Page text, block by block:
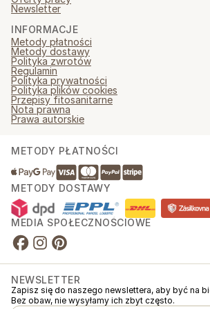
Newsletter
INFORMACJE
Metody płatności
Metody dostawy
Polityka zwrotów
Regulamin
Polityka prywatności
Polityka plików cookies
Przepisy fitosanitarne
Nota prawna
Prawa autorskie
METODY PŁATNOŚCI
METODY DOSTAWY
MEDIA SPOŁECZNOŚCIOWE
NEWSLETTER
Zapisz się do naszego newslettera, aby być na
Bez obaw, nie wysyłamy ich zbyt często.